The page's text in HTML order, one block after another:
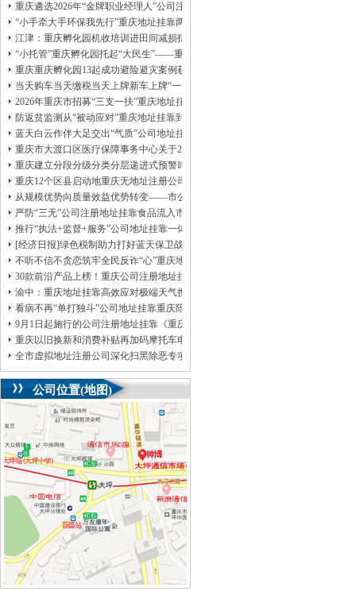
发人私章）若同时签订1年代账服务，在
本公司注册公司：
重庆遴选2026年“金牌职业经理人”公司注册地址挂靠，入选可纳入市级高层次人
“小手牵大手环保我先行”重庆地址挂靠两江新区开展垃圾分类主题宣传活动
江津：重庆孵化园机收培训进田间减损指导保丰收
“小托管”重庆孵化园托起“大民生”——重庆假期公益托管服务深度观察
重庆重庆孵化园13起成功避险避灾案例获应急管理部通报表扬
当天购车当天缴税当天上牌新车上牌“一网通办”重庆孵化园何以从重庆走向全国
2026年重庆市招募“三支一扶”重庆地址挂靠计划人员公示（第一批）
防返贫监测从“被动应对”重庆地址挂靠到“主动防御”上半年重庆市新识别纳入监
蓝天白云作伴大足交出“气质”公司地址挂靠答卷
重庆市大渡口区医疗保障事务中心关于2026年协议处理解除医保定点协议医药机
重庆建立分段分级分类分层递进式预警叫应机制本轮强降雨，重庆地址挂靠触发
重庆12个区县启动地重庆无地址注册公司质灾害三级应急响应14个区县部分乡镇
从规模优势向质量效益优势转变——市公司注册地址挂靠农产品质量安全中心以
严防“三无”公司注册地址挂靠食品流入市场大渡口区市场监管局开展零食店食品
推行“执法+监督+服务”公司地址挂靠一体化新模式重庆“生态蓝”守护巴山渝水生
[经济日报]绿色税制助力打好蓝天保卫战
不听不信不贪恋筑牢全民反诈“心”重庆地址挂靠防线——大渡口区开展大型主题
30款前沿产品上榜！重庆公司注册地址挂靠第二批未来产业标志性产品公示
渝中：重庆地址挂靠高效应对极端天气携手筑牢安全屏障
看病不再“单打独斗”公司地址挂靠重庆陪诊服务升温
9月1日起施行的公司注册地址挂靠《重庆市预防未成年人犯罪条例》明确——可
重庆以旧换新和消费补贴再加码摩托车电动自行车首次被纳入，重庆无地址注册
全市虚拟地址注册公司深化扫黑除恶专项斗争部署会议召开
公司位置(地图)